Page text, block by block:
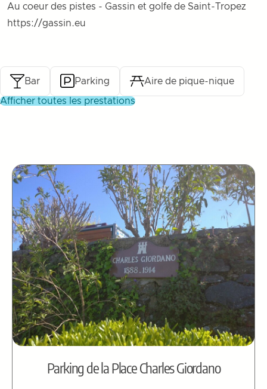
Au coeur des pistes - Gassin et golfe de Saint-Tropez
https://gassin.eu
Bar Parking Aire de pique-nique
afficher toutes les prestations
Parking de la Place Charles Giordano